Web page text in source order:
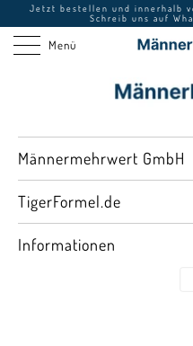
Jetzt bestellen und innerhalb
Schreib uns auf
Menü
Männermehrwert GmbH
TigerFormel.de
Informationen